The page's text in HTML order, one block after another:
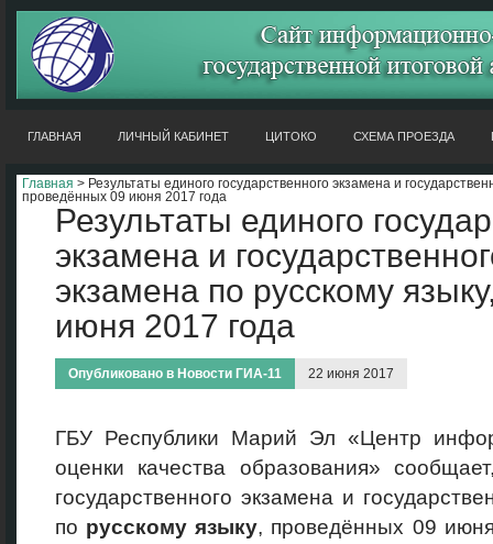
ГЛАВНАЯ ЛИЧНЫЙ КАБИНЕТ ЦИТОКО СХЕМА ПРОЕЗДА
Главная > Результаты единого государственного экзамена и
проведённых 09 июня 2017 года
Результаты единого
экзамена и
экзамена по русскому
июня 2017 года
Опубликовано в Новости ГИА-11 22 июня 2017
ГБУ Республики Марий Эл «Центр
оценки качества образования»
государственного экзамена и
по русскому языку, проведённых 09